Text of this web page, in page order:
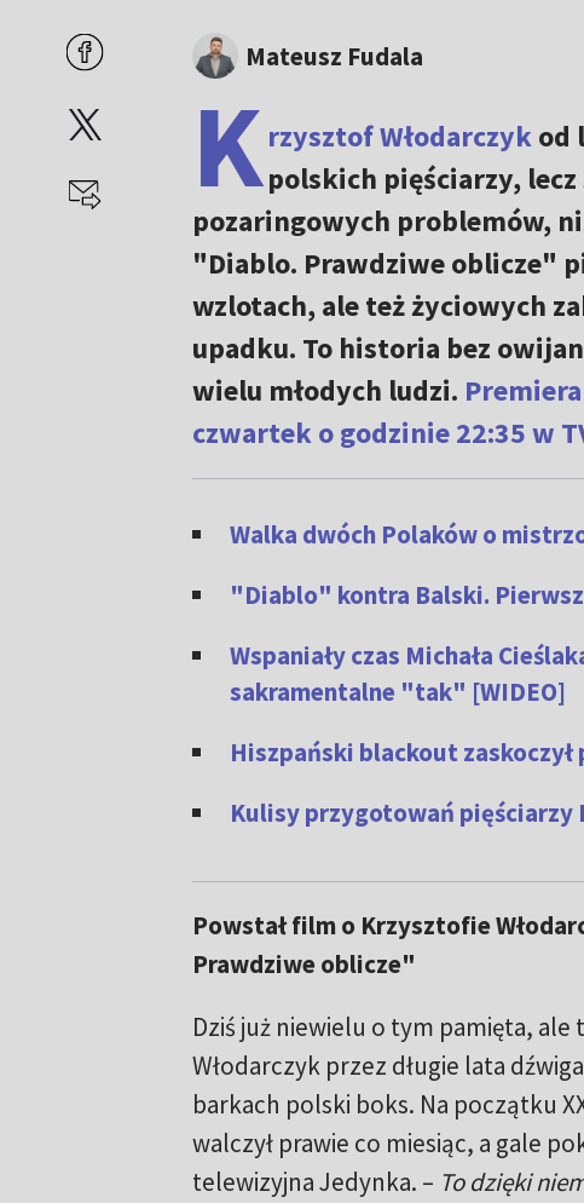
Mateusz Fudala
Krzysztof Włodarczykod
polskich pięściarzy,
pozaringowych problemów,
"Diablo. Prawdziwe oblicze"
wzlotach, ale też życiowych
upadku. To historia bez
wielu młodych ludzi.
czwartek o godzinie 22:35 w
Walka dwóch Polaków o
"Diablo" kontra Balski.
Wspaniały czas Michała
sakramentalne "tak" [WIDEO]
Hiszpański blackout
Kulisy przygotowań pięściarzy
Powstał film o Krzysztofie
Prawdziwe oblicze"
Dziś już niewielu o tym pamięta, ale
Włodarczyk przez długie lata
barkach polski boks. Na początku
walczył prawie co miesiąc, a gale
telewizyjna Jedynka. – To dzięki